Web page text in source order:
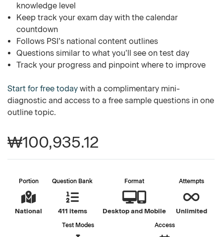
knowledge level
Keep track your exam day with the calendar
countdown
Follows PSI’s national content outlines
Questions similar to what you’ll see on test day
Track your progress and pinpoint where to improve
Start for free today with a complimentary mini-
diagnostic and access to a free sample questions in one
outline topic.
₩100,935.12
Portion
National
Question Bank
411 items
Format
Desktop and Mobile
Attempts
Unlimited
Test Modes Access